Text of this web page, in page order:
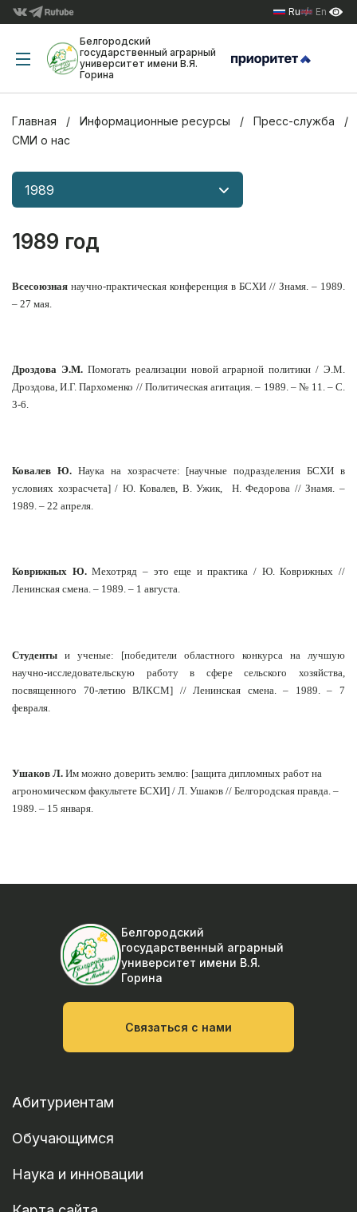
Ru En
Белгородский
государственный аграрный
университет имени В.Я.
Горина
Главная Информационные ресурсы
Пресс-служба
СМИ о нас
1989
1989 год
Всесоюзная научно-практическая конференция в БСХИ // Знамя. – 1989.
– 27 мая.
Дроздова Э.М.Помогать реализации новой аграрной политики / Э.М.
Дроздова, И.Г. Пархоменко // Политическая агитация. – 1989. – № 11. – С.
3-6.
Ковалев Ю.Наука на хозрасчете: [научные подразделения БСХИ в
условиях хозрасчета] / Ю. Ковалев, В. Ужик,
Н. Федорова // Знамя. –
1989. – 22 апреля.
Коврижных Ю.Мехотряд – это еще и практика / Ю. Коврижных //
Ленинская смена. – 1989. – 1 августа.
Студенты и ученые: [победители областного конкурса на лучшую
научно-исследовательскую работу в сфере сельского хозяйства,
посвященного 70-летию ВЛКСМ] // Ленинская смена. – 1989. – 7
февраля.
Ушаков Л. Им можно доверить землю: [защита дипломных работ на
агрономическом факультете БСХИ] / Л. Ушаков // Белгородская правда. –
1989. – 15 января.
Белгородский
государственный аграрный
университет имени В.Я.
Горина
Связаться с нами
Абитуриентам
Обучающимся
Наука и инновации